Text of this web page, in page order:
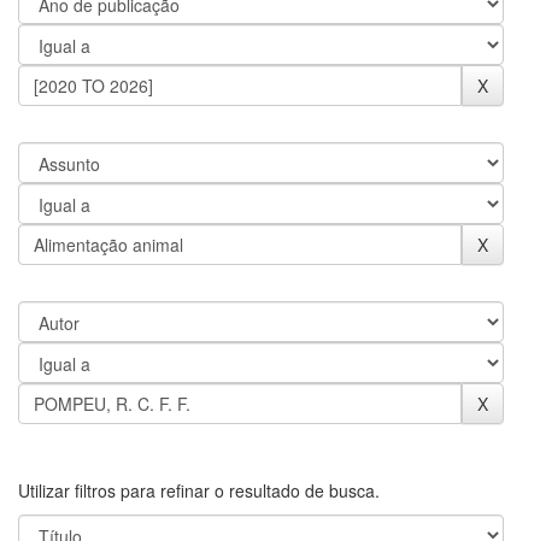
Utilizar filtros para refinar o resultado de busca.